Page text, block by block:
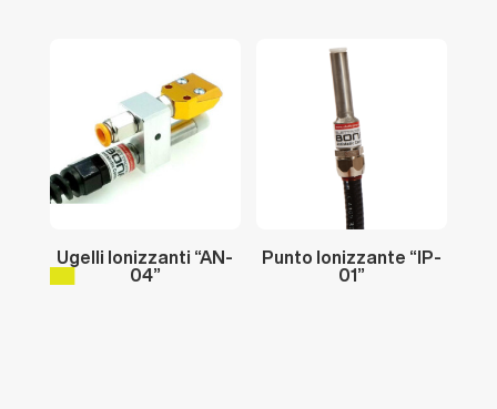
Ugelli Ionizzanti “AN-
04”
Punto Ionizzante “IP-
01”